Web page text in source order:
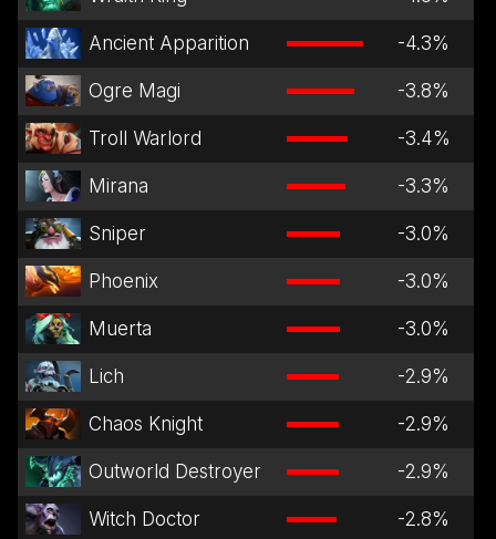
Ancient Apparition -4.3%
Ogre Magi -3.8%
Troll Warlord -3.4%
Mirana -3.3%
Sniper -3.0%
Phoenix -3.0%
Muerta -3.0%
Lich -2.9%
Chaos Knight -2.9%
Outworld Destroyer -2.9%
Witch Doctor -2.8%